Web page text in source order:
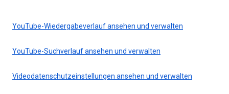
YouTube-Wiedergabeverlauf ansehen und verwalten
YouTube-Suchverlauf ansehen und verwalten
Videodatenschutzeinstellungen ansehen und verwalten